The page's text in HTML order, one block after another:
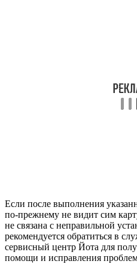
Если после выполнения
по-прежнему не видит сим
не связана с неправильной
рекомендуется обратиться в
сервисный центр Йота для
помощи и исправления